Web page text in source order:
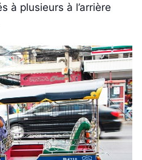
à plusieurs à l’arrière